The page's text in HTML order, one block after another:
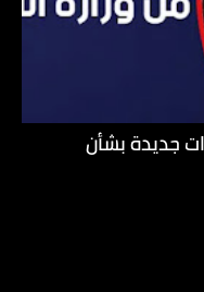
جديدة بشأن